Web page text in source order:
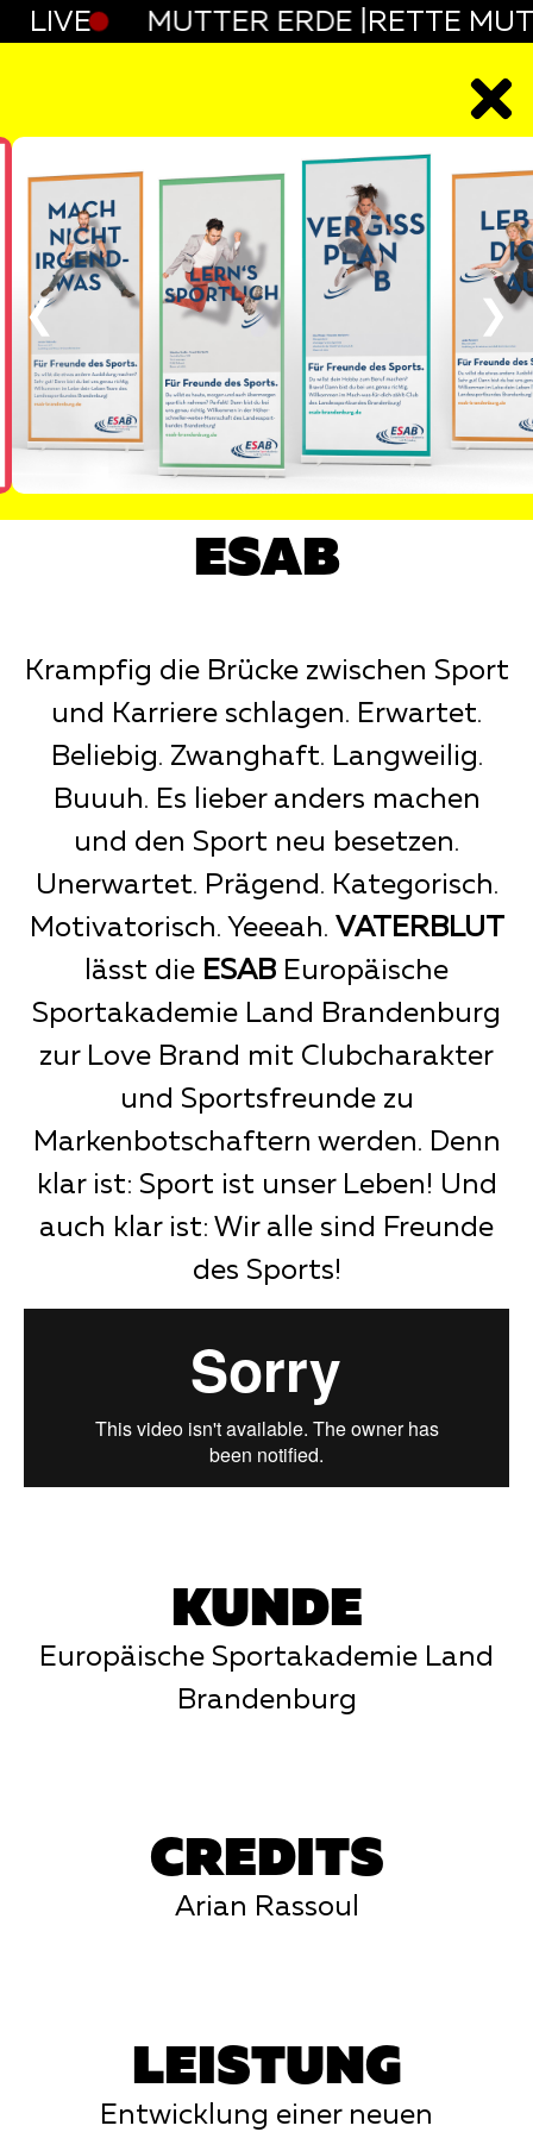
|RETTE MUTTER ERDE |RETTE
LIVE
❮ ❯
ESAB
Krampfig die Brücke zwischen Sport
und Karriere schlagen. Erwartet.
Beliebig. Zwanghaft. Langweilig.
Buuuh. Es lieber anders machen
und den Sport neu besetzen.
Unerwartet. Prägend. Kategorisch.
Motivatorisch. Yeeeah. VATERBLUT
lässt die ESAB Europäische
Sportakademie Land Brandenburg
zur Love Brand mit Clubcharakter
und Sportsfreunde zu
Markenbotschaftern werden. Denn
klar ist: Sport ist unser Leben! Und
auch klar ist: Wir alle sind Freunde
des Sports!
KUNDE
Europäische Sportakademie Land
Brandenburg
CREDITS
Arian Rassoul
LEISTUNG
Entwicklung einer neuen